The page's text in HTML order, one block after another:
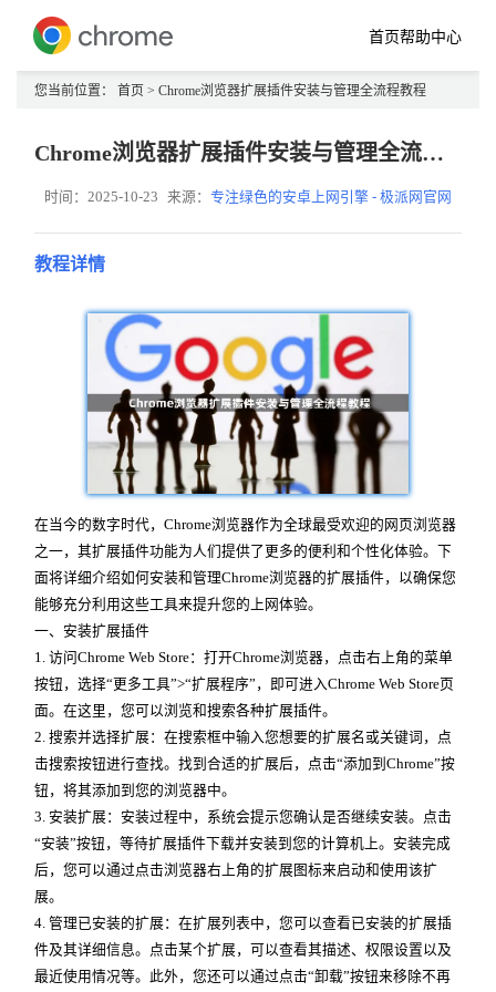
首页帮助中心
您当前位置： 首页 > Chrome浏览器扩展插件安装与管理全流程教程
Chrome浏览器扩展插件安装与管理全流程教程
时间：2025-10-23 来源：专注绿色的安卓上网引擎 - 极派网官网
教程详情
在当今的数字时代，Chrome浏览器作为全球最受欢迎的网页浏览器
之一，其扩展插件功能为人们提供了更多的便利和个性化体验。下
面将详细介绍如何安装和管理Chrome浏览器的扩展插件，以确保您
能够充分利用这些工具来提升您的上网体验。
一、安装扩展插件
1. 访问Chrome Web Store：打开Chrome浏览器，点击右上角的菜单
按钮，选择“更多工具”>“扩展程序”，即可进入Chrome Web Store页
面。在这里，您可以浏览和搜索各种扩展插件。
2. 搜索并选择扩展：在搜索框中输入您想要的扩展名或关键词，点
击搜索按钮进行查找。找到合适的扩展后，点击“添加到Chrome”按
钮，将其添加到您的浏览器中。
3. 安装扩展：安装过程中，系统会提示您确认是否继续安装。点击
“安装”按钮，等待扩展插件下载并安装到您的计算机上。安装完成
后，您可以通过点击浏览器右上角的扩展图标来启动和使用该扩
展。
4. 管理已安装的扩展：在扩展列表中，您可以查看已安装的扩展插
件及其详细信息。点击某个扩展，可以查看其描述、权限设置以及
最近使用情况等。此外，您还可以通过点击“卸载”按钮来移除不再